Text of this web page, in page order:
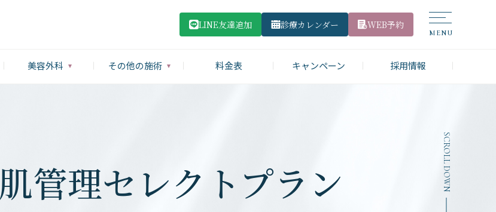
LINE友達追加 診療カレンダー WEB予約
美容外科 その他の施術 料金表 キャンペーン 採用情報
肌管理セレクトプラン SCROLL DOWN